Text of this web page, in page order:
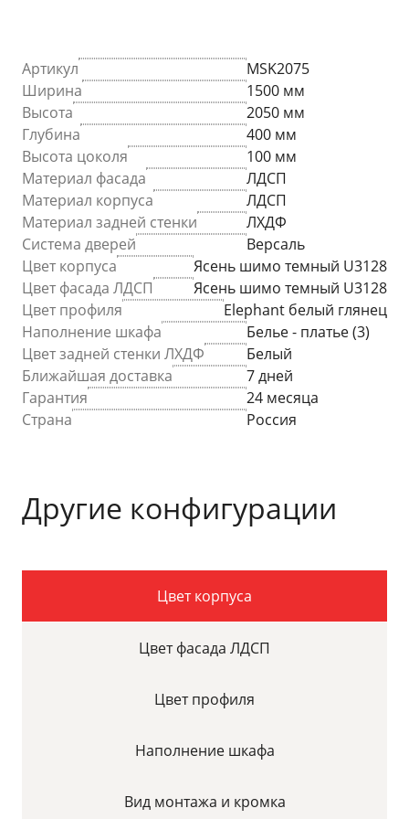
Артикул
MSK2075
Ширина
1500 мм
Высота
2050 мм
Глубина
400 мм
Высота цоколя
100 мм
Материал фасада
ЛДСП
Материал корпуса
ЛДСП
Материал задней стенки
ЛХДФ
Система дверей
Версаль
Цвет корпуса
Ясень шимо темный U3128
Цвет фасада ЛДСП
Ясень шимо темный U3128
Цвет профиля
Elephant белый глянец
Наполнение шкафа
Белье - платье (3)
Цвет задней стенки ЛХДФ
Белый
Ближайшая доставка
7 дней
Гарантия
24 месяца
Страна
Россия
Другие конфигурации
Цвет корпуса
Цвет фасада ЛДСП
Цвет профиля
Наполнение шкафа
Вид монтажа и кромка